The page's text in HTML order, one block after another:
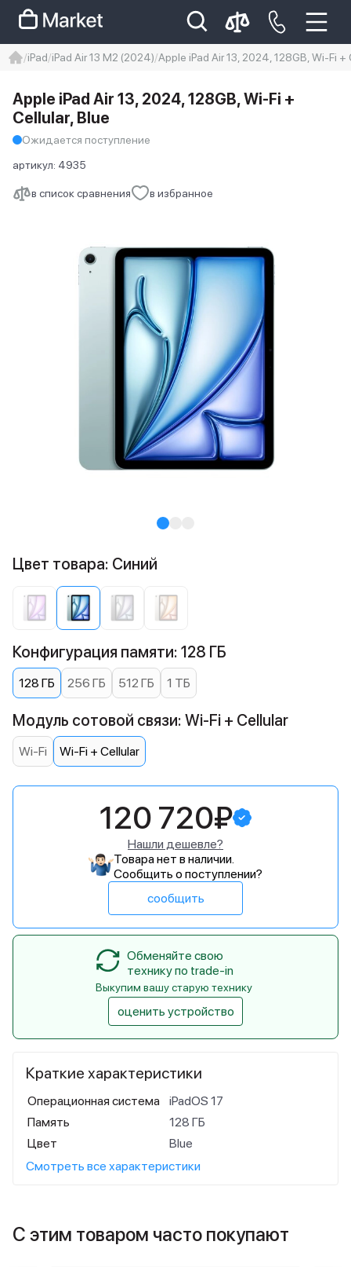
Iphone 14 pro max
айфон 14
iPad iPad Air 13 M2 (2024) Apple iPad Air 13, 2024, 128GB, Wi-Fi +
в список сравнения в избранное
Apple iPad Air 13, 2024, 128GB, Wi-Fi +
Cellular, Blue
Ожидается поступление
артикул: 4935
Краткие характеристики
Операционная система
iPadOS 17
Память
128 ГБ
Цвет
Blue
Смотреть все характеристики
Цвет товара: Синий
Конфигурация памяти: 128 ГБ
128 ГБ 256 ГБ 512 ГБ 1 ТБ
Модуль сотовой связи: Wi-Fi + Cellular
Wi-Fi Wi-Fi + Cellular
120 720₽
Нашли дешевле?
Товара нет в наличии.
Сообщить о поступлении?
сообщить
Обменяйте свою
технику по trade-in
Выкупим вашу старую технику
оценить устройство
С этим товаром часто покупают